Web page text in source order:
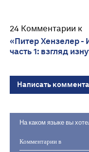
24 Комментарии к
«Питер Хензелер -
часть 1: взгляд
Написать
На каком языке вы
Комментарии в